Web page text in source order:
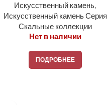
Искусственный камень,
Искусственный камень Серия
Скальные коллекции
Нет в наличии
ПОДРОБНЕЕ